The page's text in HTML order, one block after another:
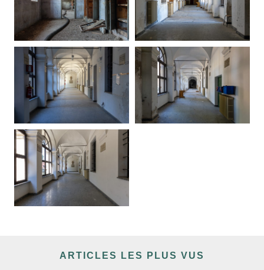
ARTICLES LES PLUS VUS